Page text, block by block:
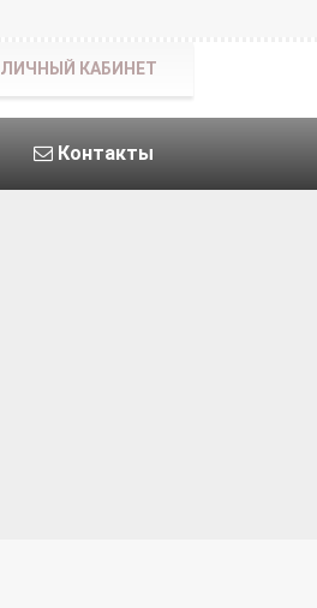
Контакты
ЛИЧНЫЙ КАБИНЕТ